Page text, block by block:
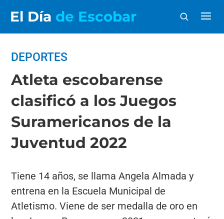
El Día de Escobar
DEPORTES
Atleta escobarense
clasificó a los Juegos
Suramericanos de la
Juventud 2022
Tiene 14 años, se llama Angela Almada y
entrena en la Escuela Municipal de
Atletismo. Viene de ser medalla de oro en